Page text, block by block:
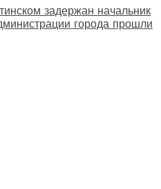
задержан начальник
города прошли